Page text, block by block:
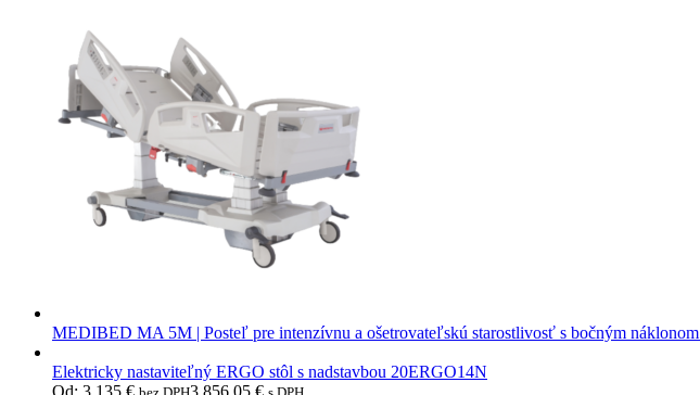
MEDIBED MA 5M | Posteľ pre intenzívnu a ošetrovateľskú starostlivosť s bočným náklonom
Elektricky nastaviteľný ERGO stôl s nadstavbou 20ERGO14N
Od: 3 135 € 3 856,05 €